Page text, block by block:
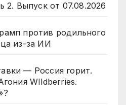
2. Выпуск от 07.08.2026
против родильного
из-за ИИ
— Россия горит.
WIldberries.